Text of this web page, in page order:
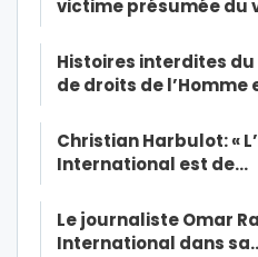
victime présumée du
Histoires interdites
de droits de l’Homme
Christian Harbulot: «
International est de…
Le journaliste Omar
International dans